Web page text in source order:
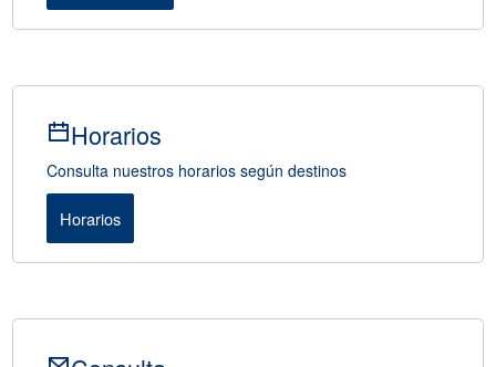
Horarios
Consulta nuestros horarios según destinos
Horarios